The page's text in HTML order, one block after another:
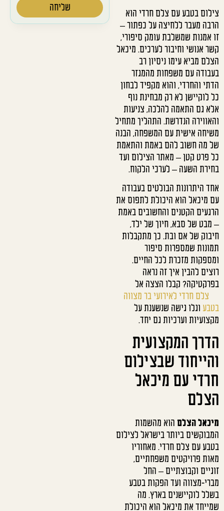
צילום בטבע עם צלם חרדי הוא
הרבה מעבר ללחיצה על כפתור –
זו אמנות שמשלבת עומק סיפורי,
קשר אנושי וחיבור לערכים. מיכאל
הצלם מביא עימו ניסיון רב
בעבודה עם משפחות מהמגזר
הדתי והחרדי, והוא מקפיד לבחון
כל לוקיישן לא רק מבחינת נוף
אלא גם התאמה להלכה, צניעות
והאווירה הנדרשת. התהליך מתחיל
משיחה אישית עם המשפחה, הבנה
של מה חשוב להם באמת והתאמת
כל פרט קטן – מאתר הצילום ועד
בחירת השעה – לערכי הלקוח.
אחד היתרונות הבולטים בעבודה
עם מיכאל הוא היכולת לתפוס את
הרגעים הקטנים והחשובים באמת
– מבט של סבא, חיוך של ילד,
חיבוק של אם ובת. כך מתקבלות
תמונות שמספרות סיפור
ומספקות מזכרת לכל החיים.
רוצים להבין איך זה נראה
בפרקטיקה? קבלו הצצה אל
צלם חרדי לאירועי בר מצווה
בטבע וגלו גישה שנשענת על
מקצועיות וערכיות גם יחד.
הדרך המקצועית
והייחוד שבצילום
חרדי עם מיכאל
הצלם
מיכאל הצלם הוא מהשמות
המבוקשים ביותר בישראל לצילום
בטבע עם צלם חרדי. מאחוריו
מאות פרויקטים משפחתיים,
זוגיים וקבוצתיים – החל
מברי-מצווה ועד הפקות בטבע
בשלל לוקיישנים בארץ. מה
שמייחד את מיכאל הוא היכולת
שליחה